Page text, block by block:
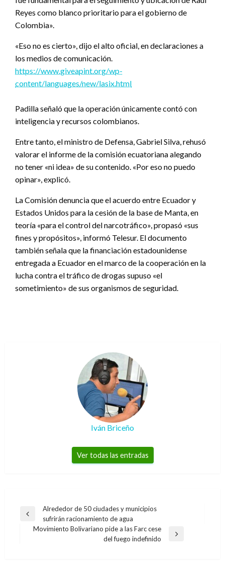
Reyes como blanco prioritario para el gobierno de
Colombia».
«Eso no es cierto», dijo el alto oficial, en declaraciones a
los medios de comunicación.
https://www.giveapint.org/wp-
content/languages/new/lasix.html
Padilla señaló que la operación únicamente contó con
inteligencia y recursos colombianos.
Entre tanto, el ministro de Defensa, Gabriel Silva, rehusó
valorar el informe de la comisión ecuatoriana alegando
no tener «ni idea» de su contenido. «Por eso no puedo
opinar», explicó.
La Comisión denuncia que el acuerdo entre Ecuador y
Estados Unidos para la cesión de la base de Manta, en
teoría «para el control del narcotráfico», propasó «sus
fines y propósitos», informó Telesur. El documento
también señala que la financiación estadounidense
entregada a Ecuador en el marco de la cooperación en la
lucha contra el tráfico de drogas supuso «el
sometimiento» de sus organismos de seguridad.
Iván Briceño
Ver todas las entradas
Navegación
Entrada
anterior
Alrededor de 50 ciudades y municipios
sufrirán racionamiento de agua
Movimiento Bolivariano pide a las Farc cese
del fuego indefinido